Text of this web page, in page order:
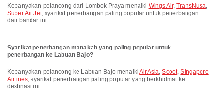
Kebanyakan pelancong dari Lombok Praya menaiki Wings Air,TransNusa,
Super Air Jet, syarikat penerbangan paling popular untuk penerbangan
dari bandar ini.
Syarikat penerbangan manakah yang paling popular untuk
penerbangan ke Labuan Bajo?
Kebanyakan pelancong ke Labuan Bajo menaikiAirAsia,Scoot,Singapore
Airlines, syarikat penerbangan paling popular yang berkhidmat ke
destinasi ini.